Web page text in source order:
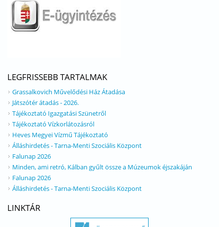
LEGFRISSEBB TARTALMAK
Grassalkovich Művelődési Ház Átadása
Játszótér átadás - 2026.
Tájékoztató Igazgatási Szünetről
Tájékoztató Vízkorlátozásról
Heves Megyei Vízmű Tájékoztató
Álláshirdetés - Tarna-Menti Szociális Központ
Falunap 2026
Minden, ami retró, Kálban gyűlt össze a Múzeumok éjszakáján
Falunap 2026
Álláshirdetés - Tarna-Menti Szociális Központ
LINKTÁR